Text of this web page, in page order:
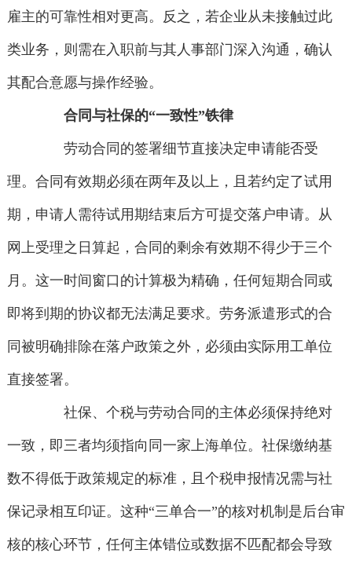
雇主的可靠性相对更高。反之，若企业从未接触过此
类业务，则需在入职前与其人事部门深入沟通，确认
其配合意愿与操作经验。
合同与社保的“一致性”铁律
劳动合同的签署细节直接决定申请能否受
理。合同有效期必须在两年及以上，且若约定了试用
期，申请人需待试用期结束后方可提交落户申请。从
网上受理之日算起，合同的剩余有效期不得少于三个
月。这一时间窗口的计算极为精确，任何短期合同或
即将到期的协议都无法满足要求。劳务派遣形式的合
同被明确排除在落户政策之外，必须由实际用工单位
直接签署。
社保、个税与劳动合同的主体必须保持绝对
一致，即三者均须指向同一家上海单位。社保缴纳基
数不得低于政策规定的标准，且个税申报情况需与社
保记录相互印证。这种“三单合一”的核对机制是后台审
核的核心环节，任何主体错位或数据不匹配都会导致